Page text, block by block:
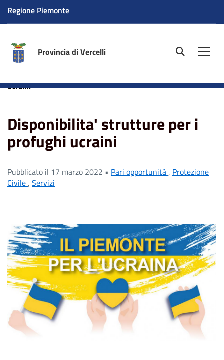
Regione Piemonte
Provincia di Vercelli site.searc
ucraini
Disponibilita' strutture per i
profughi ucraini
Pubblicato il 17 marzo 2022 • Pari opportunità, Protezione
Civile, Servizi